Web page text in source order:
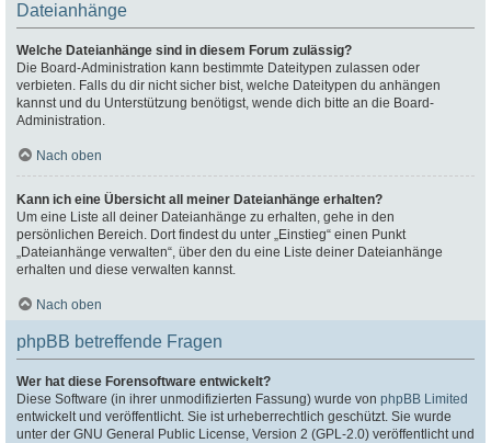
Dateianhänge
Welche Dateianhänge sind in diesem Forum zulässig?
Die Board-Administration kann bestimmte Dateitypen zulassen oder
verbieten. Falls du dir nicht sicher bist, welche Dateitypen du anhängen
kannst und du Unterstützung benötigst, wende dich bitte an die Board-
Administration.
Nach oben
Kann ich eine Übersicht all meiner Dateianhänge erhalten?
Um eine Liste all deiner Dateianhänge zu erhalten, gehe in den
persönlichen Bereich. Dort findest du unter „Einstieg“ einen Punkt
„Dateianhänge verwalten“, über den du eine Liste deiner Dateianhänge
erhalten und diese verwalten kannst.
Nach oben
phpBB betreffende Fragen
Wer hat diese Forensoftware entwickelt?
Diese Software (in ihrer unmodifizierten Fassung) wurde von phpBB Limited
entwickelt und veröffentlicht. Sie ist urheberrechtlich geschützt. Sie wurde
unter der GNU General Public License, Version 2 (GPL-2.0) veröffentlicht und